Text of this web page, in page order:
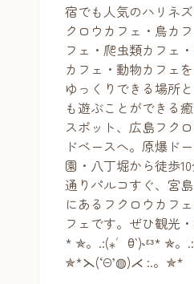
宿でも人気のハリネ
クロウカフェ・鳥カ
フェ・爬虫類カフェ
カフェ・動物カフェを
ゆっくりできる場所
も遊ぶことができる
スポット、広島フク
ドベースへ。原爆ド
園・八丁堀から徒歩
通りパルコすぐ、宮
にあるフクロウカフ
フェです。ぜひ観光・
* ✯。.:(⁎′ꃪ‵)˞ᵋᵌ* ✯。
✯*⋋(‘Θ’◍)⋌ :.。✯*